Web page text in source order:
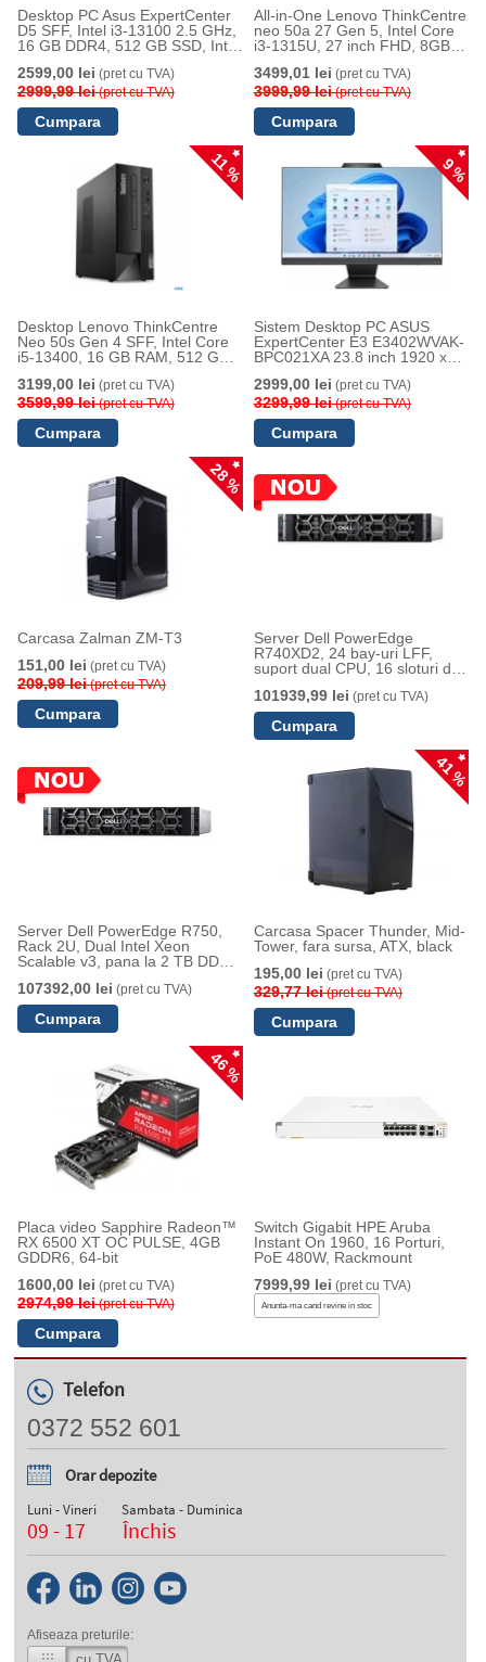
Desktop PC Asus ExpertCenter
D5 SFF, Intel i3-13100 2.5 GHz,
16 GB DDR4, 512 GB SSD, Intel
Pro Education
2599,00 lei (pret cu TVA)
2999,99 lei(pret cu TVA)
All-in-One Lenovo ThinkCentre
neo 50a 27 Gen 5, Intel Core
i3-1315U, 27 inch FHD, 8GB
11 Pro Edu, Gray
3499,01 lei (pret cu TVA)
3999,99 lei(pret cu TVA)
11 %
Desktop Lenovo ThinkCentre
Neo 50s Gen 4 SFF, Intel Core
i5-13400, 16 GB RAM, 512 GB
3199,00 lei (pret cu TVA)
3599,99 lei(pret cu TVA)
9 %
Sistem Desktop PC ASUS
ExpertCenter E3 E3402WVAK-
BPC021XA 23.8 inch 1920 x
GB SSD, Intel UHD Graphics,
Windows 11 Pro Education,
Negru
2999,00 lei (pret cu TVA)
3299,99 lei(pret cu TVA)
28 %
Carcasa Zalman ZM-T3
151,00 lei (pret cu TVA)
209,99 lei(pret cu TVA)
Server Dell PowerEdge
R740XD2, 24 bay-uri LFF,
suport dual CPU, 16 sloturi de
101939,99 lei (pret cu TVA)
Server Dell PowerEdge R750,
Rack 2U, Dual Intel Xeon
Scalable v3, pana la 2 TB DDR4,
107392,00 lei (pret cu TVA)
41 %
Carcasa Spacer Thunder, Mid-
Tower, fara sursa, ATX, black
195,00 lei (pret cu TVA)
329,77 lei(pret cu TVA)
46 %
Placa video Sapphire Radeon™
RX 6500 XT OC PULSE, 4GB
GDDR6, 64-bit
1600,00 lei (pret cu TVA)
2974,99 lei(pret cu TVA)
Switch Gigabit HPE Aruba
Instant On 1960, 16 Porturi,
PoE 480W, Rackmount
7999,99 lei (pret cu TVA)
Anunta-ma cand revine in stoc
Telefon
0372 552 601
Orar depozite
Luni - Vineri
09 - 17
Sambata - Duminica
Închis
Afiseaza preturile: